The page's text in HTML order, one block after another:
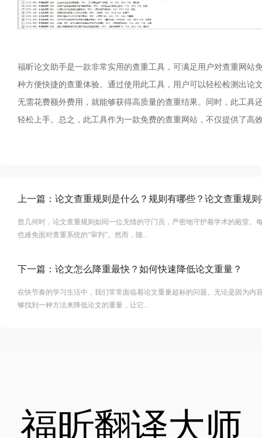
福昕论文助手是一款非常实用的查重工具，可满足用户对查重网
种方便快捷的查重体验。通过使用此工具，用户可以轻松检测出
无需花费额外费用，就能够获得高质量的查重结果。同时，此工
轻松上手。总之，此工具作为一款免费的查重网站，不仅提供了高
上一篇： 论文查重规则是什么？规则有哪些？论文查重规
曾几何时，论文查重规则如同一位无情的守门员，严密地守护着学术的殿堂。
也难免面对查重系统的“审判”。然而，随...
下一篇： 论文怎么降重最快？如何快速降低论文重量？
在快节奏的学习生活中，我们常常面临着论文重量超标的问题。无论是因为内
够找到一种方法来降低论文的重量，让它...
福昕翻译大师